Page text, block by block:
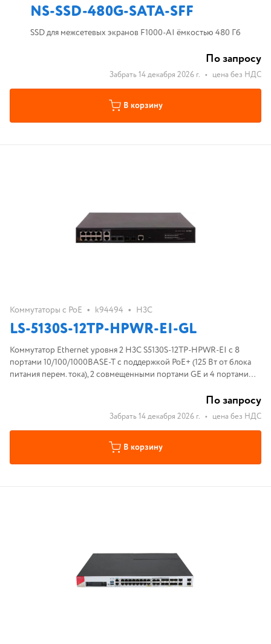
NS-SSD-480G-SATA-SFF
SSD для межсетевых экранов F1000-AI ёмкостью 480 Гб
По запросу
Забрать 14 декабря 2026 г. • цена без НДС
В корзину
Коммутаторы с PoE • k94494 • H3C
LS-5130S-12TP-HPWR-EI-GL
Коммутатор Ethernet уровня 2 H3C S5130S-12TP-HPWR-EI с 8
портами 10/100/1000BASE-T с поддержкой PoE+ (125 Вт от блока
питания перем. тока), 2 совмещенными портами GE и 4 портами
По запросу
Забрать 14 декабря 2026 г. • цена без НДС
В корзину